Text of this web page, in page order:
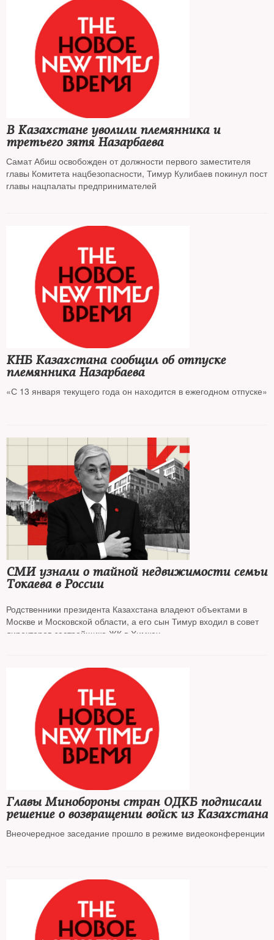
В Казахстане уволили племянника и
третьего зятя Назарбаева
Самат Абиш освобожден от должности первого заместителя
главы Комитета нацбезопасности, Тимур Кулибаев покинул пост
главы нацпалаты предпринимателей
КНБ Казахстана сообщил об отпуске
племянника Назарбаева
«С 13 января текущего года он находится в ежегодном отпуске»
СМИ узнали о тайной недвижимости семьи
Токаева в России
Родственники президента Казахстана владеют объектами в
Москве и Московской области, а его сын Тимур входил в совет
директоров застройщика ЖК в Химках
Главы Минобороны стран ОДКБ подписали
решение о возвращении войск из Казахстана
Внеочередное заседание прошло в режиме видеоконференции